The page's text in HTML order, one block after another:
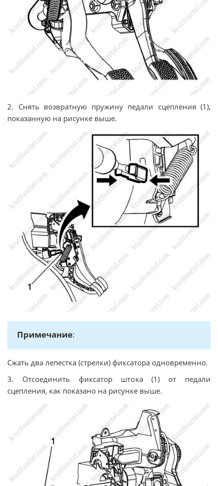
2. Снять возвратную пружину педали сцепления (1),
показанную на рисунке выше.
Примечание:
Сжать два лепестка (стрелки) фиксатора одновременно.
3. Отсоединить фиксатор штока (1) от педали
сцепления, как показано на рисунке выше.